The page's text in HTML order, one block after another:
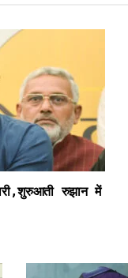
रुझान में